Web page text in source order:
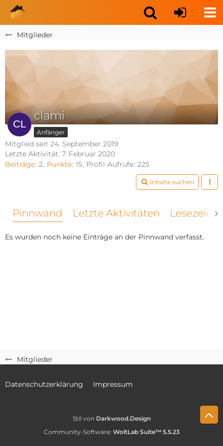
Mitglieder
Mitglieder
clami
Anfänger
Mitglied seit 24. September 2019
Letzte Aktivität: 7. Februar 2020
Beiträge 2 Punkte 15 Profil-Aufrufe 225
Inhalte suchen
Pinnwand Letzte Aktivitäten
Es wurden noch keine Einträge an der Pinnwand verfasst.
Datenschutzerklärung Impressum
Stil von Darkwood.Design
Community-Software: WoltLab Suite™ 5.5.23